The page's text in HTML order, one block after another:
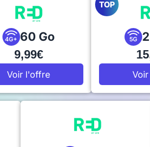
4G+ 60 Go
9,99€
Voir l'offre
TOP
5G